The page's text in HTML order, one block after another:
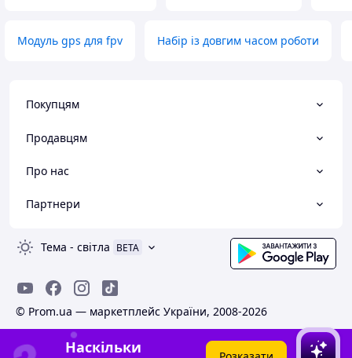
Модуль gps для fpv Набір із довгим часом роботи
Покупцям
Продавцям
Про нас
Партнери
Тема - світла BETA
© Prom.ua — маркетплейс України, 2008-2026
Наскільки